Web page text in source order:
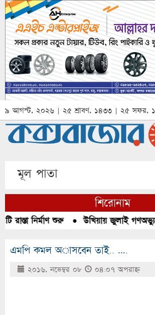
৯ আগস্ট, ২০২৬ | ২৫ শ্রাবণ, ১৪৩৩ | ২৫ সফর,
মূল পাতা
শিরোনাম
নির্মাণ শুরু● উখিয়ায় জুলাই
এমপি কমল অাসবেন তাই.. ….
২০১৬, নভেম্বর ০৮ ০৪:০৭ অপরাহ্ণ